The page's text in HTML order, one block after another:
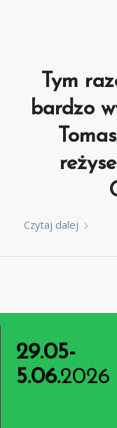
Tym
bardzo
Czytaj dalej
29.05-
5.06.2026